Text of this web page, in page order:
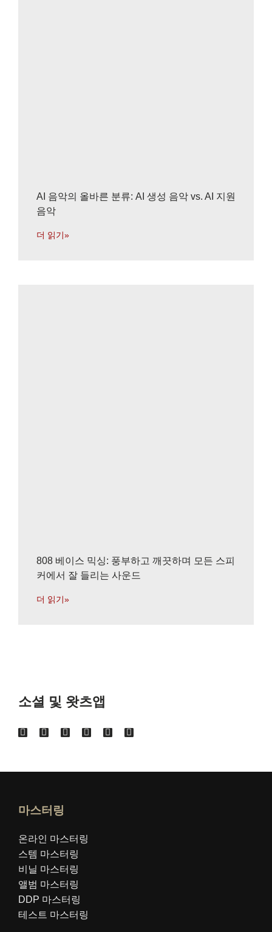
AI 음악의 올바른 분류: AI 생성 음악 vs. AI 지원
음악
더 읽기»
808 베이스 믹싱: 풍부하고 깨끗하며 모든 스피
커에서 잘 들리는 사운드
더 읽기»
소셜 및 왓츠앱
마스터링
온라인 마스터링
스템 마스터링
비닐 마스터링
앨범 마스터링
DDP 마스터링
테스트 마스터링